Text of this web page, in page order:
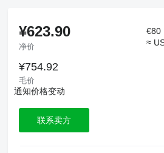
¥623.90
净价
€80
≈
¥754.92
毛价
通知价格变动
联系卖方